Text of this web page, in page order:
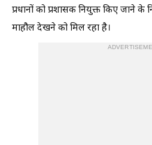
प्रधानों को प्रशासक नियुक्त किए जाने के
माहौल देखने को मिल रहा है।